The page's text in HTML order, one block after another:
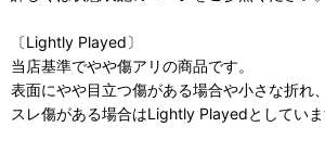
〔Lightly Played〕
当店基準でやや傷アリの商品です。
表面にやや目立つ傷がある場合や小さな折れ
スレ傷がある場合はLightly Playedとしていま